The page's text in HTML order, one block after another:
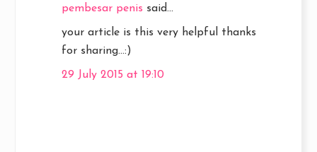
pembesar penis said...
your article is this very helpful thanks
for sharing...:)
29 July 2015 at 19:10